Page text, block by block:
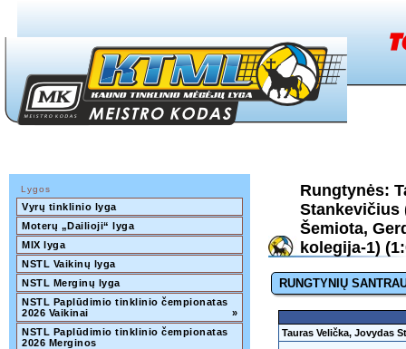
Lygos
Vyrų tinklinio lyga
Moterų „Dailioji“ lyga
MIX lyga
NSTL Vaikinų lyga
NSTL Merginų lyga
NSTL Paplūdimio tinklinio čempionatas
2026 Vaikinai
»
NSTL Paplūdimio tinklinio čempionatas
2026 Merginos
Rungtynės:
Stankevičius
Šemiota,
kolegija-1)
RUNGTYNIŲ
Tauras Velička, Jovydas